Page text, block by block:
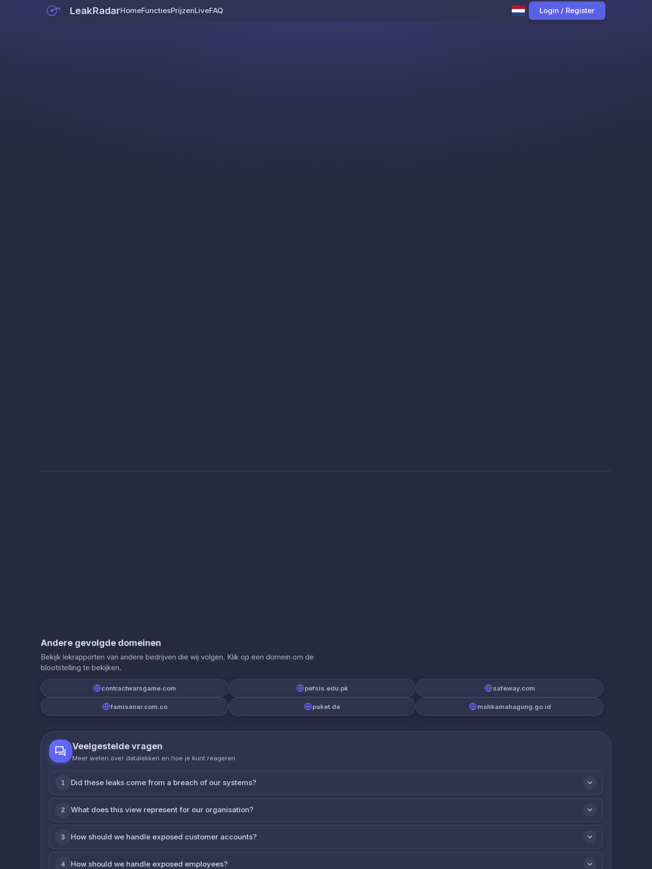
LeakRadarHomeFunctiesPrijzenLiveFAQ Login / Register
Andere gevolgde domeinen
Bekijk lekrapporten van andere bedrijven die wij volgen. Klik op een domein om de
blootstelling te bekijken.
contractwarsgame.com pefsis.edu.pk safeway.com
famisanar.com.co paket.de mahkamahagung.go.id
Veelgestelde vragen
Meer weten over datalekken en hoe je kunt reageren
1 Did these leaks come from a breach of our systems?
2 What does this view represent for our organisation?
3 How should we handle exposed customer accounts?
4 How should we handle exposed employees?